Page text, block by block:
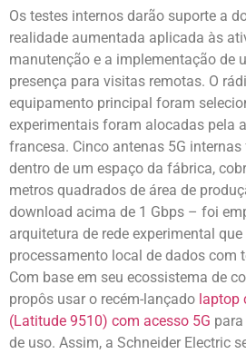
Os testes internos darão suporte a
realidade aumentada aplicada às
manutenção e a implementação de
presença para visitas remotas. O
equipamento principal foram
experimentais foram alocadas pela
francesa. Cinco antenas 5G
dentro de um espaço da fábrica,
metros quadrados de área de
download acima de 1 Gbps – foi
arquitetura de rede experimental
processamento local de dados com
Com base em seu ecossistema de
propôs usar o recém-lançado laptop
(Latitude 9510) com acesso 5G
de uso. Assim, a Schneider Electric